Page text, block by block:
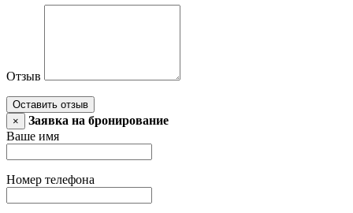
Отзыв
Оставить отзыв
×
Заявка на бронирование
Ваше имя
Номер телефона